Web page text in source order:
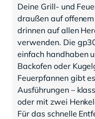
Deine Grill- und
draußen auf
drinnen auf allen
verwenden. Die
einfach handhaben
Backofen oder
Feuerpfannen gibt
Ausführungen –
oder mit zwei
Für das schnelle